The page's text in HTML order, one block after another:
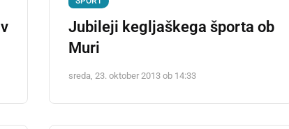
Jubileji kegljaškega športa ob
Muri
sreda, 23. oktober 2013 ob 14:33